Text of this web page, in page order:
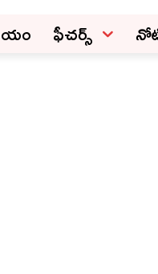
ఫీచ‌ర్స్ ‌